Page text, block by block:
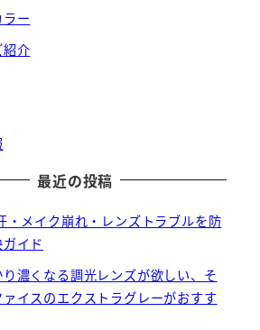
ー
紹介
最近の投稿
・メイク崩れ・レンズトラブルを防
イド
濃くなる調光レンズが欲しい、そ
イスのエクストラグレーがおすす